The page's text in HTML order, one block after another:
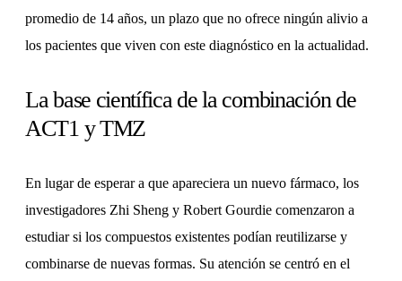
promedio de 14 años, un plazo que no ofrece ningún alivio a
los pacientes que viven con este diagnóstico en la actualidad.
La base científica de la combinación de
ACT1 y TMZ
En lugar de esperar a que apareciera un nuevo fármaco, los
investigadores Zhi Sheng y Robert Gourdie comenzaron a
estudiar si los compuestos existentes podían reutilizarse y
combinarse de nuevas formas. Su atención se centró en el